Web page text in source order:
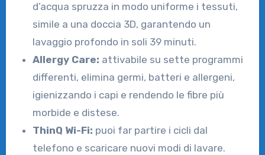
d’acqua spruzza in modo uniforme i tessuti,
simile a una doccia 3D, garantendo un
lavaggio profondo in soli 39 minuti.
Allergy Care: attivabile su sette programmi
differenti, elimina germi, batteri e allergeni,
igienizzando i capi e rendendo le fibre più
morbide e distese.
ThinQ Wi-Fi: puoi far partire i cicli dal
telefono e scaricare nuovi modi di lavare.